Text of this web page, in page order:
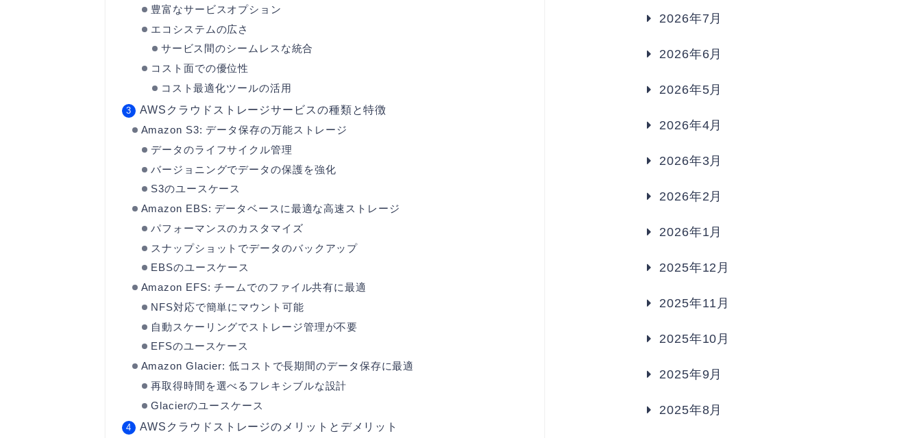
豊富なサービスオプション
エコシステムの広さ
サービス間のシームレスな統合
コスト面での優位性
コスト最適化ツールの活用
AWSクラウドストレージサービスの種類と特徴
Amazon S3: データ保存の万能ストレージ
データのライフサイクル管理
バージョニングでデータの保護を強化
S3のユースケース
Amazon EBS: データベースに最適な高速ストレージ
パフォーマンスのカスタマイズ
スナップショットでデータのバックアップ
EBSのユースケース
Amazon EFS: チームでのファイル共有に最適
NFS対応で簡単にマウント可能
自動スケーリングでストレージ管理が不要
EFSのユースケース
Amazon Glacier: 低コストで長期間のデータ保存に最適
再取得時間を選べるフレキシブルな設計
Glacierのユースケース
AWSクラウドストレージのメリットとデメリット
2026年7月
2026年6月
2026年5月
2026年4月
2026年3月
2026年2月
2026年1月
2025年12月
2025年11月
2025年10月
2025年9月
2025年8月